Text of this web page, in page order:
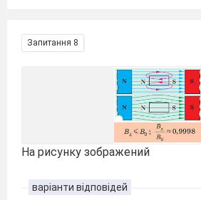
Запитання 8
На рисунку зображений
варіанти відповідей